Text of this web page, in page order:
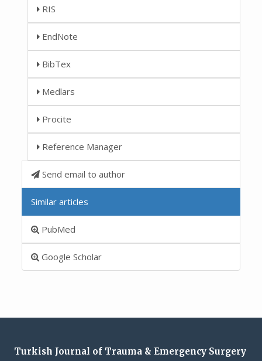
RIS
EndNote
BibTex
Medlars
Procite
Reference Manager
Send email to author
Similar articles
PubMed
Google Scholar
Turkish Journal of Trauma & Emergency Surgery